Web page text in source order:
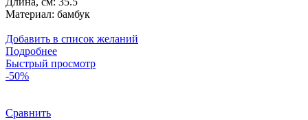
Материал: бамбук
Добавить в список желаний
Подробнее
Быстрый просмотр
-50%
Сравнить